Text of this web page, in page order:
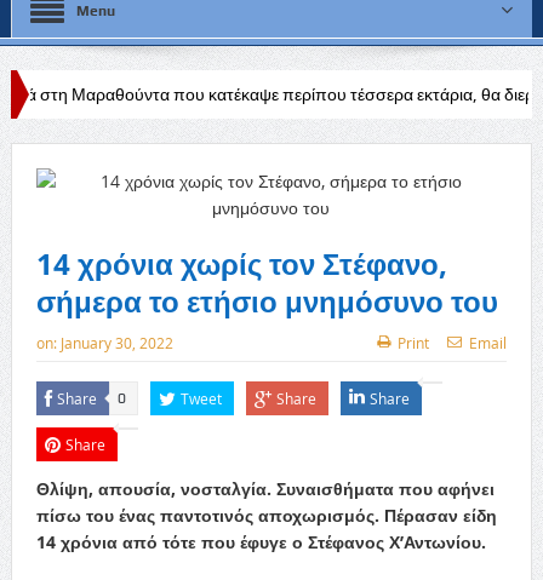
Menu
που κατέκαψε περίπου τέσσερα εκτάρια, θα διερευνηθούν τα αίτια
14 χρόνια χωρίς τον Στέφανο,
σήμερα το ετήσιο μνημόσυνο του
on: January 30, 2022 Print Email
Share 0 Tweet Share Share
Share
Θλίψη, απουσία, νοσταλγία. Συναισθήματα που αφήνει
πίσω του ένας παντοτινός αποχωρισμός. Πέρασαν είδη
14 χρόνια από τότε που έφυγε ο Στέφανος Χ’Αντωνίου.